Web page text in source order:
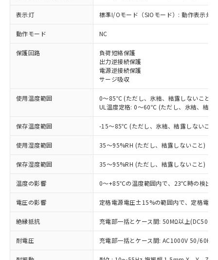
表示灯 標準I/Oモード（SIOモード）: 動作表示灯(
動作モード NC
保護回路
負荷短絡保護
出力逆接続保護
電源逆接続保護
サージ吸収
使用温度範囲
0～85℃ (ただし、氷結、結露しないこと)
UL温度定格: 0～60℃ (ただし、氷結、結露
保存温度範囲 -15～85℃ (ただし、氷結、結露しないこと)
使用湿度範囲 35～95%RH (ただし、結露しないこと)
保存湿度範囲 35～95%RH (ただし、結露しないこと)
温度の影響 0～+85℃の温度範囲内で、23℃時の検出
電圧の影響 定格電源電圧±15%の範囲内で、定格電
絶縁抵抗 充電部一括とケース間: 50MΩ以上(DC500V
耐電圧 充電部一括とケース間: AC1000V 50/60Hz
ご利用条件
以下の条件をお読みいただき、同意のうえ
ご利用ください。
本サービスは、当社制御機器事業取扱
商品の当社在庫状況および標準価格
(税抜)を提供させていただくもので
当社制御機器事業取扱商品の中には、
本サービスの対象外となる商品もある
ことをご了承ください。
在庫状況および標準価格照会結果は、
記載している更新日時点での社内デー
※1 対応状況
対応済み：EU RoHS指令（10物質）の
非含有に対応した製品が提供可能な商品で
対応予定：EU RoHS指令（10物質）の非含
有に対応した製品に切り替える予定のある
商品です。
対応予定なし：EU RoHS指令（10物質）の
非含有に非対応の商品で、対応品を出す予
定はありません。
調査・確認中：EU RoHS指令（10物質）の
非含有の対応状況を調査中または確認中の
商品です。
非該当品：ライセンス料など無形物で、有
害物質有無と関係のない商品です。
いたものが、含有品と判明した場合などや
むを得ず変更することがあります。
*EU RoHS指令（10物質）：
※1 中国RoHS○×表
「○」：最大均質材料含有率が中国RoHSの
基準値以下であることを示します。
「×」：最大均質材料含有率が中国RoHSの
基準値を超えていることを示します。
い合わせください。
為替および外国貿易法に定める商品
（以下｢規制貨物等」という）を輸出